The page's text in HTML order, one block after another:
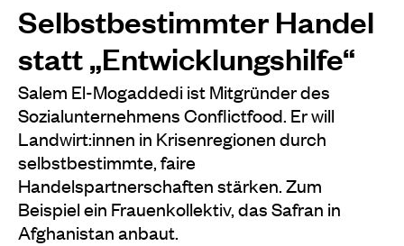
Selbstbestimmter Handel
statt „Entwicklungshilfe“
Salem El-Mogaddedi ist Mitgründer des
Sozialunternehmens Conflictfood. Er will
Landwirt:innen in Krisenregionen durch
selbstbestimmte, faire
Handelspartnerschaften stärken. Zum
Beispiel ein Frauenkollektiv, das Safran in
Afghanistan anbaut.